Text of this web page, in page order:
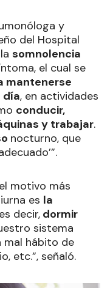
y
del Hospital
somnolencia
el cual se
mantenerse
día, en actividades
conducir,
y trabajar.
nocturno, que
motivo más
es la
decir, dormir
sistema
mal hábito de
etc.”, señaló.